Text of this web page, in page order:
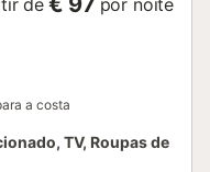
a costa
TV, Roupas de